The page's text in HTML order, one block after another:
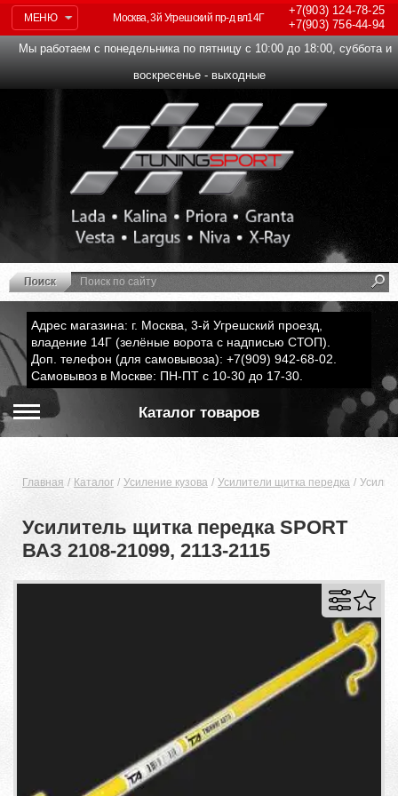
МЕНЮ
+7(903)124-78-25
+7(903)756-44-94
Москва, 3й Угрешский пр-д вл14Г
Мы работаем с понедельника по пятницу с 10:00 до 18:00, суббота и
воскресенье - выходные
Адрес магазина: г. Москва, 3-й Угрешский проезд,
владение 14Г (зелёные ворота с надписью СТОП).
Доп. телефон (для самовывоза): +7(909) 942-68-02.
Самовывоз в Москве: ПН-ПТ с 10-30 до 17-30.
Каталог товаров
Главная Каталог Усиление кузова Усилители щитка передка
Усилитель щитка передка SPORT
ВАЗ 2108-21099, 2113-2115